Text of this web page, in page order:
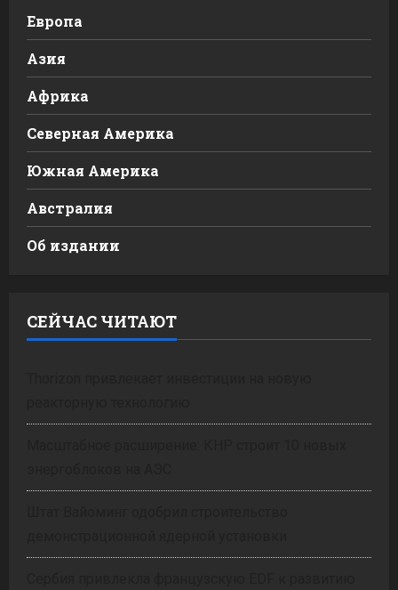
Европа
Азия
Африка
Северная Америка
Южная Америка
Австралия
Об издании
СЕЙЧАС ЧИТАЮТ